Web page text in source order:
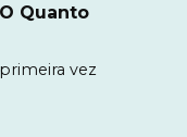
Quanto
vez